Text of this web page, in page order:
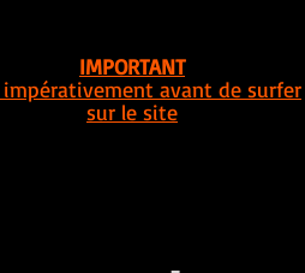
IMPORTANT
impérativement avant de surfer
sur le site